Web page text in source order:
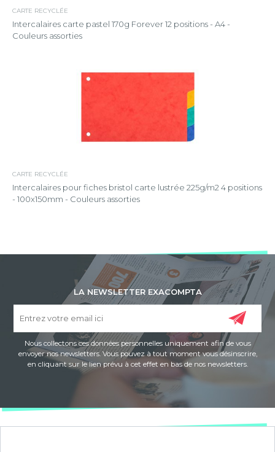
CARTE RECYCLÉE
Intercalaires carte pastel 170g Forever 12 positions - A4 -
Couleurs assorties
CARTE RECYCLÉE
Intercalaires pour fiches bristol carte lustrée 225g/m2 4 positions
- 100x150mm - Couleurs assorties
LA NEWSLETTER EXACOMPTA
Nous collectons ces données personnelles uniquement afin de vous
envoyer nos newsletters. Vous pouvez à tout moment vous désinscrire,
en cliquant sur le lien prévu à cet effet en bas de nos newsletters.